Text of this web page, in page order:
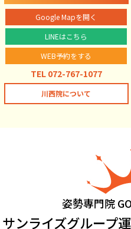
Google Mapを開く
LINEはこちら
WEB予約をする
TEL 072-767-1077
川西院について
姿勢専門院
サンライズグループ